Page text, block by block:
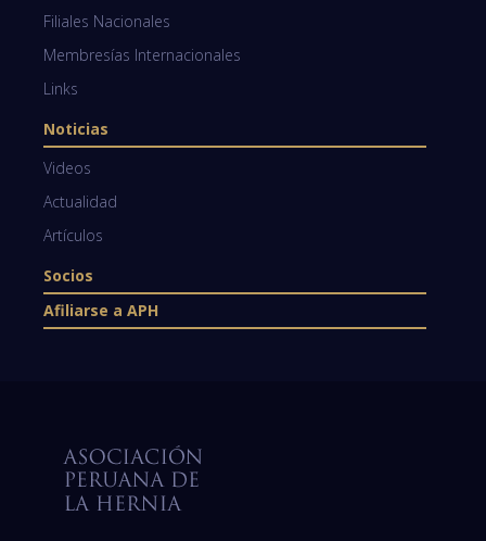
Filiales Nacionales
Membresías Internacionales
Links
Noticias
Videos
Actualidad
Artículos
Socios
Afiliarse a APH